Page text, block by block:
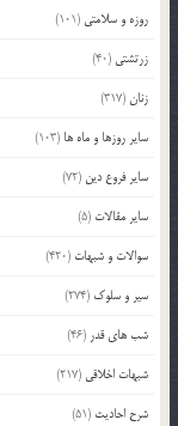
روزه و سلامتی (101)
زرتشتی (40)
زنان(317)
سایر روزها و ماه ها (103)
سایر فروع دین (72)
سایر مقالات (5)
سوالات و شبهات (420)
سیر و سلوک (274)
شب های قدر (46)
شبهات اخلاقی (217)
شرح احادیث (51)